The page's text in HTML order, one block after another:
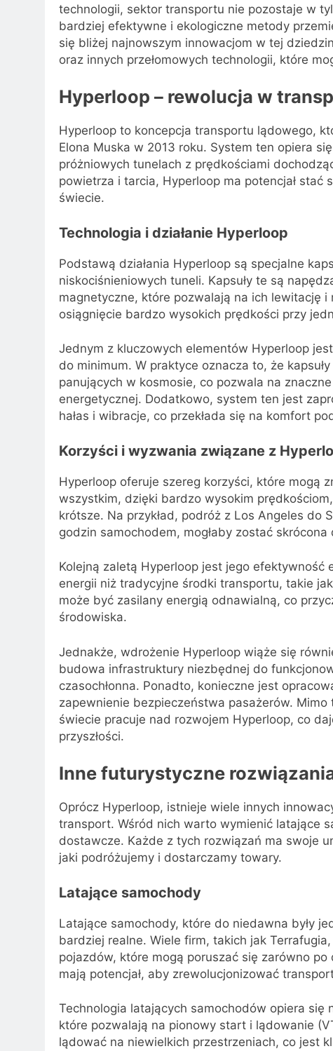
technologii, sektor transportu nie pozostaje w
bardziej efektywne i ekologiczne metody
się bliżej najnowszym innowacjom w tej
oraz innych przełomowych technologii, które
Hyperloop – rewolucja w
Hyperloop to koncepcja transportu lądowego,
Elona Muska w 2013 roku. System ten opiera
próżniowych tunelach z prędkościami
powietrza i tarcia, Hyperloop ma potencjał
świecie.
Technologia i działanie Hyperloop
Podstawą działania Hyperloop są specjalne
niskociśnieniowych tuneli. Kapsuły te są
magnetyczne, które pozwalają na ich lewitację
osiągnięcie bardzo wysokich prędkości przy
Jednym z kluczowych elementów Hyperloop
do minimum. W praktyce oznacza to, że
panujących w kosmosie, co pozwala na
energetycznej. Dodatkowo, system ten jest
hałas i wibracje, co przekłada się na komfort
Korzyści i wyzwania związane z
Hyperloop oferuje szereg korzyści, które mogą
wszystkim, dzięki bardzo wysokim
krótsze. Na przykład, podróż z Los Angeles do
godzin samochodem, mogłaby zostać
Kolejną zaletą Hyperloop jest jego
energii niż tradycyjne środki transportu, takie
może być zasilany energią odnawialną, co
środowiska.
Jednakże, wdrożenie Hyperloop wiąże się
budowa infrastruktury niezbędnej do
czasochłonna. Ponadto, konieczne jest
zapewnienie bezpieczeństwa pasażerów.
świecie pracuje nad rozwojem Hyperloop, co
przyszłości.
Inne futurystyczne
Oprócz Hyperloop, istnieje wiele innych
transport. Wśród nich warto wymienić latające
dostawcze. Każde z tych rozwiązań ma swoje
jaki podróżujemy i dostarczamy towary.
Latające samochody
Latające samochody, które do niedawna były
bardziej realne. Wiele firm, takich jak
pojazdów, które mogą poruszać się zarówno
mają potencjał, aby zrewolucjonizować
Technologia latających samochodów opiera
które pozwalają na pionowy start i lądowanie
lądować na niewielkich przestrzeniach, co jest